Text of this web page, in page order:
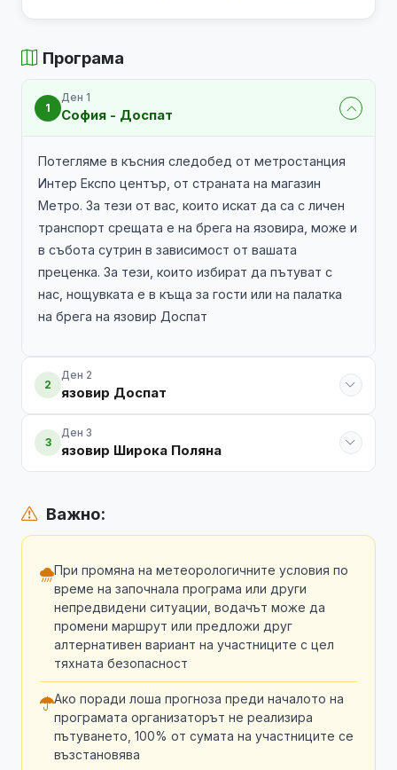
Програма
1
Ден 1
София - Доспат
Потегляме в късния следобед от метростанция
Интер Експо център, от страната на магазин
Метро. За тези от вас, които искат да са с личен
транспорт срещата е на брега на язовира, може и
в събота сутрин в зависимост от вашата
преценка. За тези, които избират да пътуват с
нас, нощувката е в къща за гости или на палатка
на брега на язовир Доспат
2
Ден 2
язовир Доспат
3
Ден 3
язовир Широка Поляна
Важно:
При промяна на метеорологичните условия по
време на започнала програма или други
непредвидени ситуации, водачът може да
промени маршрут или предложи друг
алтернативен вариант на участниците с цел
тяхната безопасност
Ако поради лоша прогноза преди началото на
програмата организаторът не реализира
пътуването, 100% от сумата на участниците се
възстановява